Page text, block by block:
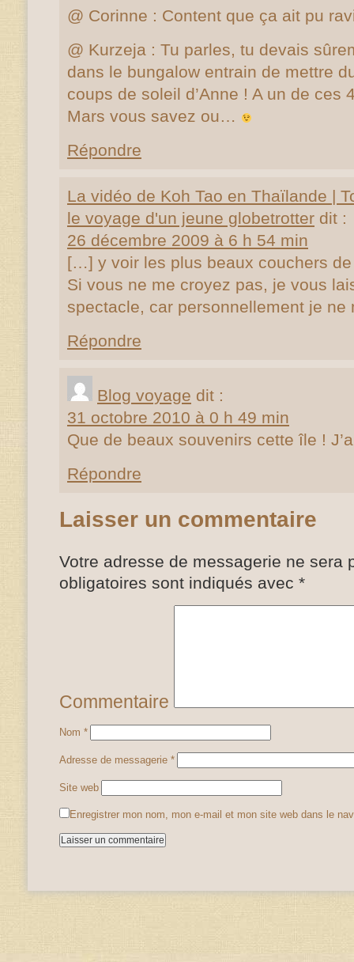
@ Corinne : Content que ça ait pu
@ Kurzeja : Tu parles, tu devais
dans le bungalow entrain de mettre
coups de soleil d’Anne ! A un de ces
Mars vous savez ou…
Répondre
La vidéo de Koh Tao en Thaïlande |
le voyage d'un jeune globetrotter dit :
26 décembre 2009 à 6 h 54 min
[…] y voir les plus beaux couchers
Si vous ne me croyez pas, je vous
spectacle, car personnellement je ne
Répondre
Blog voyage dit :
31 octobre 2010 à 0 h 49 min
Que de beaux souvenirs cette île !
Répondre
Laisser un commentaire
Votre adresse de messagerie ne sera
obligatoires sont indiqués avec *
Commentaire
Nom *
Adresse de messagerie *
Site web
Enregistrer mon nom, mon e-mail et mon site web dans le